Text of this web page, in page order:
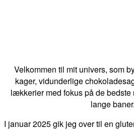
Velkommen til mit univers, som
kager, vidunderlige
lækkerier med fokus på de
lange baner.
I januar 2025 gik jeg over til en